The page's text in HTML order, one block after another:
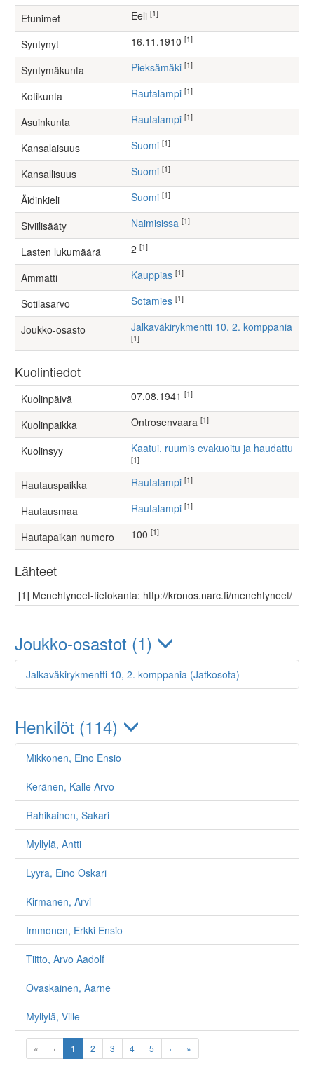
Etunimet Eeli [1]
Syntynyt 16.11.1910 [1]
Syntymäkunta Pieksämäki [1]
Kotikunta Rautalampi [1]
Asuinkunta Rautalampi [1]
Kansalaisuus Suomi [1]
Kansallisuus Suomi [1]
Äidinkieli Suomi [1]
Siviilisääty Naimisissa [1]
Lasten lukumäärä [1]
Ammatti kauppias [1]
Sotilasarvo Sotamies [1]
Joukko-osasto Jalkaväkirykmentti 10, 2. komppania
[1]
Kuolintiedot
Kuolinpäivä 07.08.1941 [1]
Kuolinpaikka Ontrosenvaara [1]
Kuolinsyy Kaatui, ruumis evakuoitu ja haudattu
[1]
Hautauspaikka Rautalampi [1]
Hautausmaa Rautalampi [1]
Hautapaikan numero 100 [1]
Lähteet
[1] Menehtyneet-tietokanta: http://kronos.narc.fi/menehtyneet/
Joukko-osastot (1)
Jalkaväkirykmentti 10, 2. komppania (Jatkosota)
Henkilöt (114)
Mikkonen, Eino Ensio
Keränen, Kalle Arvo
Rahikainen, Sakari
Myllylä, Antti
Lyyra, Eino Oskari
Kirmanen, Arvi
Immonen, Erkki Ensio
Tiitto, Arvo Aadolf
Ovaskainen, Aarne
Myllylä, Ville
« ‹ 1 2 3 4 5 › »